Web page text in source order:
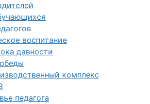
воспитание
давности
комплекс
педагога